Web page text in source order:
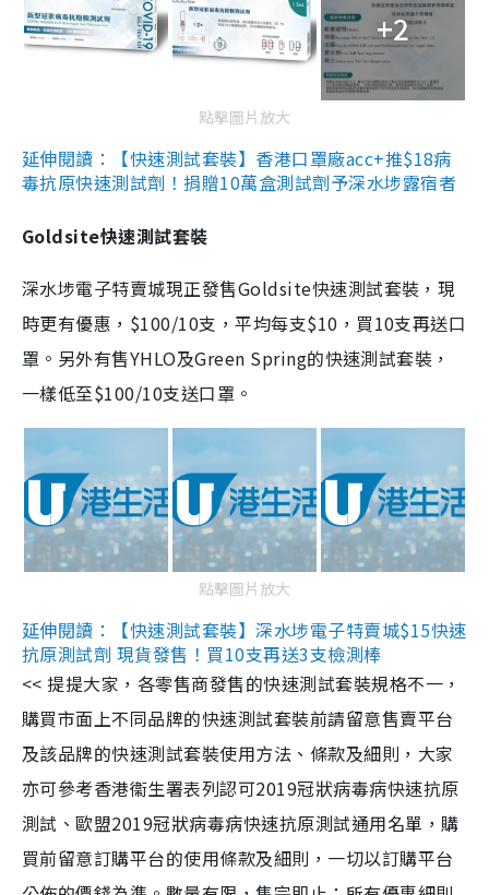
+2
點擊圖片放大
延伸閱讀：【快速測試套裝】香港口罩廠acc+推$18病
毒抗原快速測試劑！捐贈10萬盒測試劑予深水埗露宿者
Goldsite快速測試套裝
深水埗電子特賣城現正發售Goldsite快速測試套裝，現
時更有優惠，$100/10支，平均每支$10，買10支再送口
罩。另外有售YHLO及Green Spring的快速測試套裝，
一樣低至$100/10支送口罩。
點擊圖片放大
延伸閱讀：【快速測試套裝】深水埗電子特賣城$15快速
抗原測試劑 現貨發售！買10支再送3支檢測棒
<< 提提大家，各零售商發售的快速測試套裝規格不一，
購買市面上不同品牌的快速測試套裝前請留意售賣平台
及該品牌的快速測試套裝使用方法、條款及細則，大家
亦可參考香港衞生署表列認可2019冠狀病毒病快速抗原
測試、歐盟2019冠狀病毒病快速抗原測試通用名單，購
買前留意訂購平台的使用條款及細則，一切以訂購平台